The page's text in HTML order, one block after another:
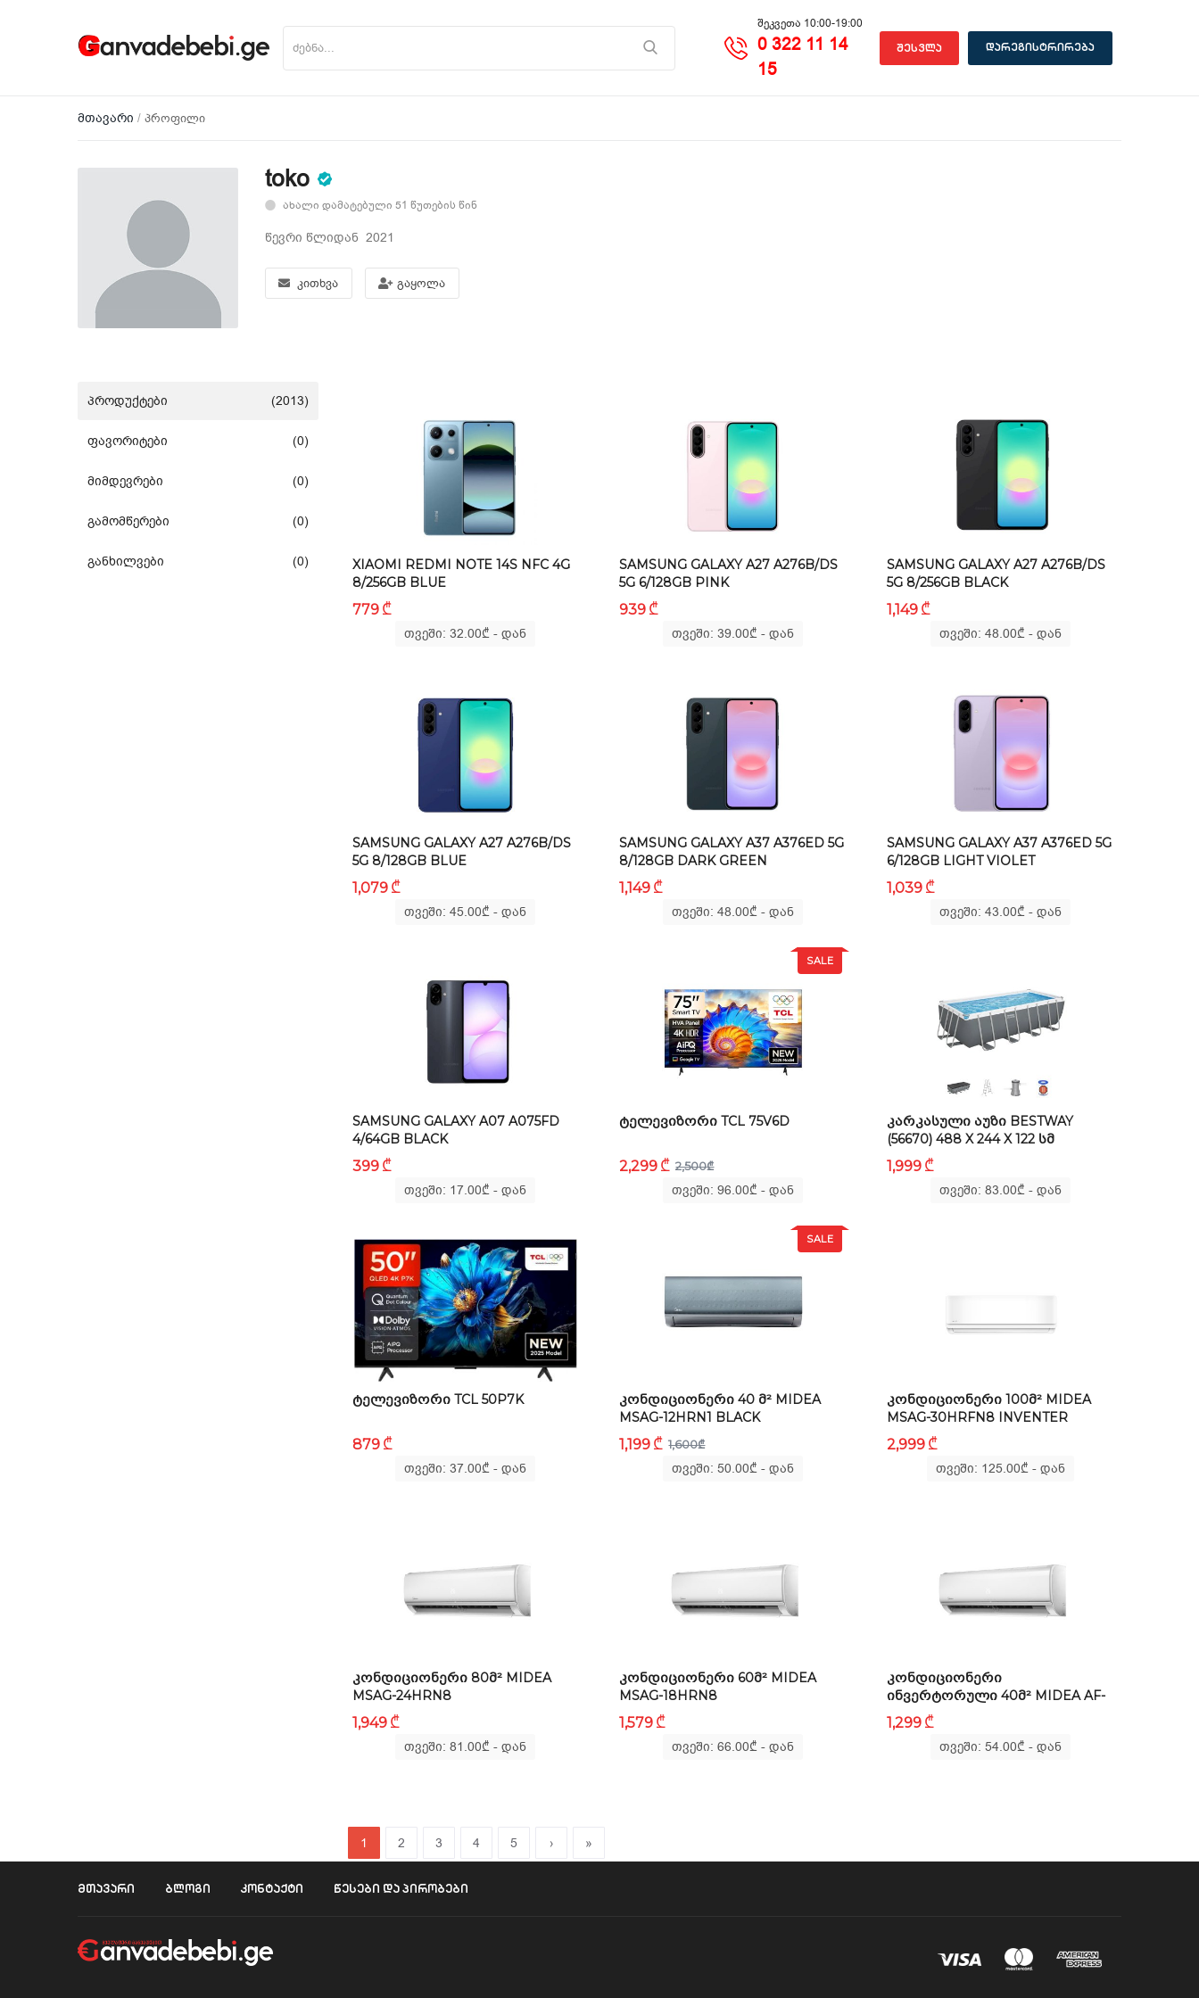
შეკვეთა 10:00-19:00
0 322 11 14
15
შესვლა დარეგისტრირება
საოჯახო ტექნიკა
ციფრული ტექნიკა
სახლი და ეზო
მთავარი პროფილი
toko
ახალი დამატებული 51 წუთების წინ
წევრი წლიდან 2021
კითხვა გაყოლა
პროდუქტები (2013)
ფავორიტები (0)
მიმდევრები (0)
გამომწერები (0)
განხილვები (0)
XIAOMI REDMI NOTE 14S NFC 4G
8/256GB BLUE
779 ₾
თვეში: 32.00₾ - დან
SAMSUNG GALAXY A27 A276B/DS
5G 6/128GB PINK
939 ₾
თვეში: 39.00₾ - დან
SAMSUNG GALAXY A27 A276B/DS
5G 8/256GB BLACK
1,149 ₾
თვეში: 48.00₾ - დან
SAMSUNG GALAXY A27 A276B/DS
5G 8/128GB BLUE
1,079 ₾
თვეში: 45.00₾ - დან
SAMSUNG GALAXY A37 A376ED 5G
8/128GB DARK GREEN
1,149 ₾
თვეში: 48.00₾ - დან
SAMSUNG GALAXY A37 A376ED 5G
6/128GB LIGHT VIOLET
1,039 ₾
თვეში: 43.00₾ - დან
SAMSUNG GALAXY A07 A075FD
4/64GB BLACK
399 ₾
თვეში: 17.00₾ - დან
SALE
ᲢᲔᲚᲔᲕᲘᲖᲝᲠᲘ TCL 75V6D
2,299 ₾ 2,500₾
თვეში: 96.00₾ - დან
ᲙᲐᲠᲙᲐᲡᲣᲚᲘ ᲐᲣᲖᲘ BESTWAY
(56670) 488 X 244 X 122 ᲡᲛ
1,999 ₾
თვეში: 83.00₾ - დან
ᲢᲔᲚᲔᲕᲘᲖᲝᲠᲘ TCL 50P7K
879 ₾
თვეში: 37.00₾ - დან
SALE
ᲙᲝᲜᲓᲘᲪᲘᲝᲜᲔᲠᲘ 40 Მ² MIDEA
MSAG-12HRN1 BLACK
1,199 ₾ 1,600₾
თვეში: 50.00₾ - დან
ᲙᲝᲜᲓᲘᲪᲘᲝᲜᲔᲠᲘ 100Მ² MIDEA
MSAG-30HRFN8 INVENTER
2,999 ₾
თვეში: 125.00₾ - დან
ᲙᲝᲜᲓᲘᲪᲘᲝᲜᲔᲠᲘ 80Მ² MIDEA
MSAG-24HRN8
1,949 ₾
თვეში: 81.00₾ - დან
ᲙᲝᲜᲓᲘᲪᲘᲝᲜᲔᲠᲘ 60Მ² MIDEA
MSAG-18HRN8
1,579 ₾
თვეში: 66.00₾ - დან
ᲙᲝᲜᲓᲘᲪᲘᲝᲜᲔᲠᲘ
ᲘᲜᲕᲔᲠᲢᲝᲠᲣᲚᲘ 40Მ² MIDEA AF-
12N8D1
1,299 ₾
თვეში: 54.00₾ - დან
1 2 3 4 5 › »
მთავარი ბლოგი კონტაქტი წესები და პირობები